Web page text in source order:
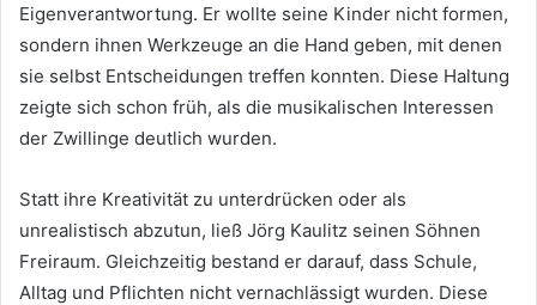
Eigenverantwortung. Er wollte seine Kinder nicht formen,
sondern ihnen Werkzeuge an die Hand geben, mit denen
sie selbst Entscheidungen treffen konnten. Diese Haltung
zeigte sich schon früh, als die musikalischen Interessen
der Zwillinge deutlich wurden.
Statt ihre Kreativität zu unterdrücken oder als
unrealistisch abzutun, ließ Jörg Kaulitz seinen Söhnen
Freiraum. Gleichzeitig bestand er darauf, dass Schule,
Alltag und Pflichten nicht vernachlässigt wurden. Diese